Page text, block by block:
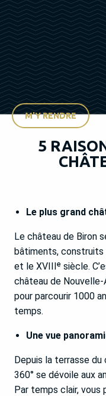
M'Y RENDRE
5
Le plus grand
Le château de Biron
bâtiments, construits
et le XVIIIᵉ siècle.
château de Nouvelle-
pour parcourir 1000
temps.
Une vue
Depuis la terrasse
360° se dévoile aux
Par temps clair, vous